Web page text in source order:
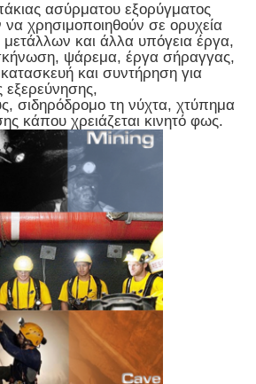
ασύρματου εξορύγματος
χρησιμοποιηθούν σε ορυχεία
και άλλα υπόγεια έργα,
ψάρεμα, έργα σήραγγας,
και συντήρηση για
εξερεύνησης,
σιδηρόδρομο τη νύχτα, χτύπημα
κάπου χρειάζεται κινητό φως.